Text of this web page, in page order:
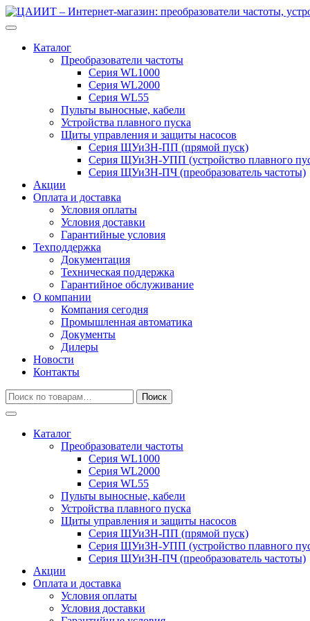
Перейти
к
Перейти
к
Каталог
Преобразователи частоты
Серия WL1000
Серия WL2000
Серия WL55
Пульты выносные, кабели
Устройства плавного пуска
Щиты управления и защиты насосов
Серия ЩУиЗН-ПП (прямой пуск)
Серия ЩУиЗН-УПП (устройство плавного
Серия ЩУиЗН-ПЧ (преобразователь частоты)
Акции
Оплата и доставка
Условия оплаты
Условия доставки
Гарантийные условия
Техподдержка
Документация
Техническая поддержка
Гарантийное обслуживание
О компании
Компания сегодня
Промышленная автоматика
Документы
Дилеры
Новости
Контакты
Искать:
Поиск
Каталог
Преобразователи частоты
Серия WL1000
Серия WL2000
Серия WL55
Пульты выносные, кабели
Устройства плавного пуска
Щиты управления и защиты насосов
Серия ЩУиЗН-ПП (прямой пуск)
Серия ЩУиЗН-УПП (устройство плавного
Серия ЩУиЗН-ПЧ (преобразователь частоты)
Акции
Оплата и доставка
Условия оплаты
Условия доставки